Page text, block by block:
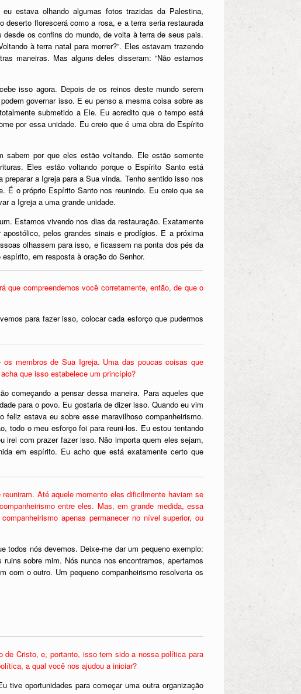
estava olhando algumas fotos trazidas da Palestina,
florescerá como a rosa, e a terra seria restaurada
os confins do mundo, de volta à terra de seus pais.
à terra natal para morrer?”. Eles estavam trazendo
maneiras. Mas alguns deles disseram: “Não estamos
isso agora. Depois de os reinos deste mundo serem
governar isso. E eu penso a mesma coisa sobre as
submetido a Ele. Eu acredito que o tempo está
por essa unidade. Eu creio que é uma obra do Espírito
sabem por que eles estão voltando. Ele estão somente
Eles estão voltando porque o Espírito Santo está
a Igreja para a Sua vinda. Tenho sentido isso nos
É o próprio Espírito Santo nos reunindo. Eu creio que se
a Igreja a uma grande unidade.
Estamos vivendo nos dias da restauração. Exatamente
pelos grandes sinais e prodígios. E a próxima
olhassem para isso, e ficassem na ponta dos pés da
em resposta à oração do Senhor.
que compreendemos você corretamente, então, de que o
para fazer isso, colocar cada esforço que pudermos
membros de Sua Igreja. Uma das poucas coisas que
que isso estabelece um princípio?
começando a pensar dessa maneira. Para aqueles que
para o povo. Eu gostaria de dizer isso. Quando eu vim
estava eu sobre esse maravilhoso companheirismo.
todo o meu esforço foi para reuni-los. Eu estou tentando
irei com prazer fazer isso. Não importa quem eles sejam,
em espírito. Eu acho que está exatamente certo que
Até aquele momento eles dificilmente haviam se
entre eles. Mas, em grande medida, essa
apenas permanecer no nível superior, ou
todos nós devemos. Deixe-me dar um pequeno exemplo:
sobre mim. Nós nunca nos encontramos, apertamos
o outro. Um pequeno companheirismo resolveria os
de Cristo, e, portanto, isso tem sido a nossa política para
a qual você nos ajudou a iniciar?
tive oportunidades para começar uma outra organização